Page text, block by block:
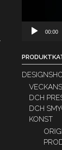
00:00
DCH
DCH
KONST